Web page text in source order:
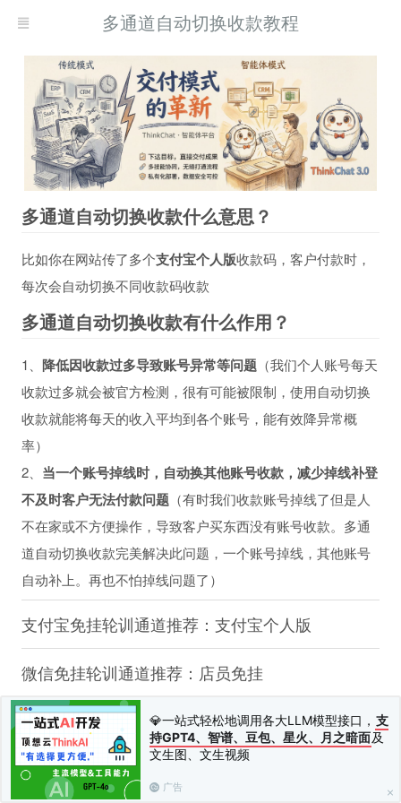
💎一站式轻松地调用各大LLM模型接口， 支
持GPT4、智谱、豆包、星火、月之暗面及
文生图、文生视频
广告
多通道自动切换收款教程
多通道自动切换收款什么意思？
比如你在网站传了多个支付宝个人版收款码，客户付款时，
每次会自动切换不同收款码收款
多通道自动切换收款有什么作用？
1、 降低因收款过多导致账号异常等问题 （我们个人账号每天
收款过多就会被官方检测，很有可能被限制，使用自动切换
收款就能将每天的收入平均到各个账号，能有效降异常概
率）
2、 当一个账号掉线时，自动换其他账号收款，减少掉线补登
不及时客户无法付款问题 （有时我们收款账号掉线了但是人
不在家或不方便操作，导致客户买东西没有账号收款。多通
道自动切换收款完美解决此问题，一个账号掉线，其他账号
自动补上。再也不怕掉线问题了）
支付宝免挂轮训通道推荐：支付宝个人版
微信免挂轮训通道推荐：店员免挂
QQ免挂轮训通道推荐：本地版、云端版（注意：
QQ一般不会收款异常，我们主要要解决账号掉线
问题。云端版的不管你挂几个账号，掉线的话都是
同时掉，因为云端版是我们这边软件帮你挂QQ，